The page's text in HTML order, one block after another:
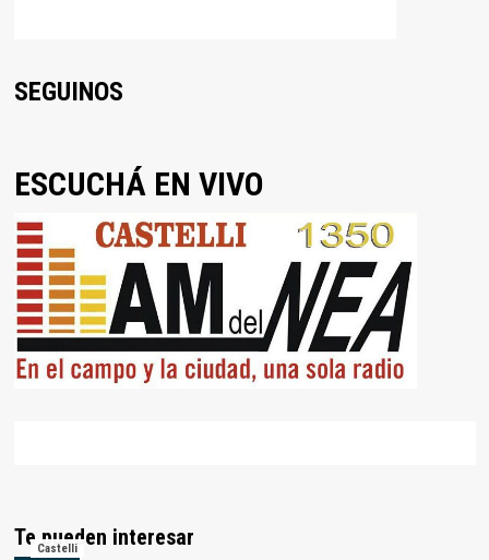
SEGUINOS
ESCUCHÁ EN VIVO
Te pueden interesar
Castelli